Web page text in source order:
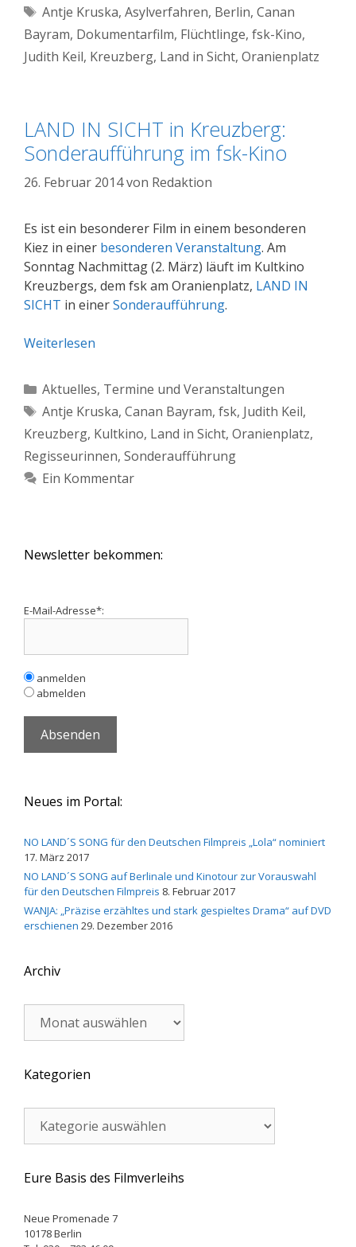
Schlagwörter
Antje Kruska, Asylverfahren, Berlin, Canan
Bayram, Dokumentarfilm, Flüchtlinge, fsk-Kino,
Judith Keil, Kreuzberg, Land in Sicht, Oranienplatz
LAND IN SICHT in Kreuzberg:
Sonderaufführung im fsk-Kino
26. Februar 2014von Redaktion
Es ist ein besonderer Film in einem besonderen
Kiez in einer besonderen Veranstaltung. Am
Sonntag Nachmittag (2. März) läuft im Kultkino
Kreuzbergs, dem fsk am Oranienplatz, LAND IN
SICHT in einerSonderaufführung.
Weiterlesen
Kategorien
Aktuelles, Termine und Veranstaltungen
Schlagwörter
Antje Kruska, Canan Bayram, fsk, Judith Keil,
Kreuzberg, Kultkino, Land in Sicht, Oranienplatz,
Regisseurinnen, Sonderaufführung
Ein Kommentar
Newsletter bekommen:
E-Mail-Adresse*:
anmelden
abmelden
Neues im Portal:
NO LAND´S SONG für den Deutschen Filmpreis „Lola“ nominiert
17. März 2017
NO LAND´S SONG auf Berlinale und Kinotour zur Vorauswahl
für den Deutschen Filmpreis 8. Februar 2017
WANJA: „Präzise erzähltes und stark gespieltes Drama“ auf DVD
erschienen 29. Dezember 2016
Archiv
Kategorien
Eure Basis des Filmverleihs
Neue Promenade 7
10178 Berlin